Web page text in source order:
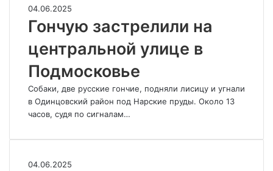
Гончую
застрелили
на
центральной
улице
Подмосковье
04.06.2025
Гончую застрелили на
центральной улице в
Подмосковье
Собаки, две русские гончие, подняли лисицу и угнали
в Одинцовский район под Нарские пруды. Около 13
часов, судя по сигналам…
Тетерев
04.06.2025